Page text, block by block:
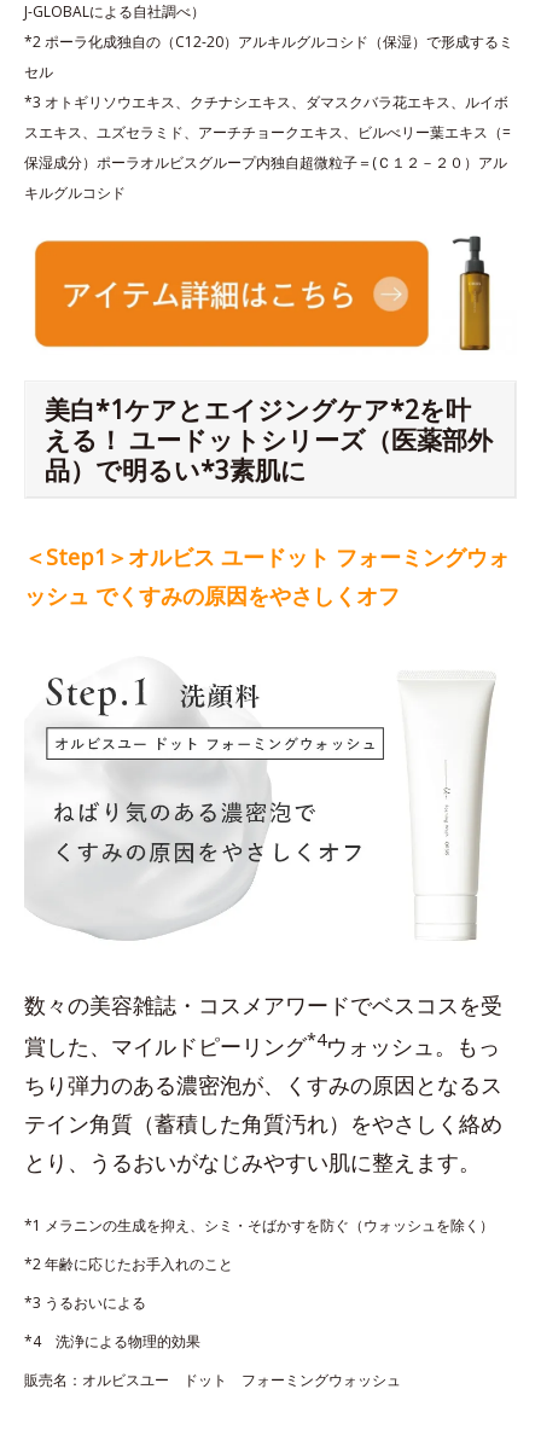
J-GLOBALによる自社調べ）
*2 ポーラ化成独自の（C12-20）アルキルグルコシド（保湿）で形成するミ
セル
*3 オトギリソウエキス、クチナシエキス、ダマスクバラ花エキス、ルイボ
スエキス、ユズセラミド、アーチチョークエキス、ビルべリー葉エキス（=
保湿成分）ポーラオルビスグループ内独自超微粒子＝(Ｃ１２－２０）アル
キルグルコシド
美白*1ケアとエイジングケア*2を叶
える！ ユードットシリーズ（医薬部外
品）で明るい*3素肌に
＜Step1＞オルビス ユードット フォーミングウォ
ッシュ でくすみの原因をやさしくオフ
数々の美容雑誌・コスメアワードでベスコスを受
賞した、マイルドピーリング*4ウォッシュ。もっ
ちり弾力のある濃密泡が、くすみの原因となるス
テイン角質（蓄積した角質汚れ）をやさしく絡め
とり、うるおいがなじみやすい肌に整えます。
*1 メラニンの生成を抑え、シミ・そばかすを防ぐ（ウォッシュを除く）
*2 年齢に応じたお手入れのこと
*3 うるおいによる
*4 洗浄による物理的効果
販売名：オルビスユー ドット フォーミングウォッシュ